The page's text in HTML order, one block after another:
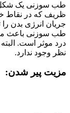
طب سوزنی یک شکل
ظریف که در نقاط
جریان انرژی بدن
طب سوزنی باعث
درد موثر است.
نظر وجود ندارد.
مزیت پیر شدن: